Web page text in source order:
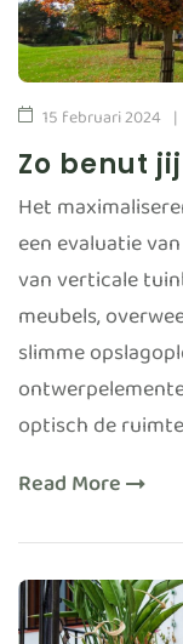
15 februari 2024
Zo benut
Het
een evaluatie
van verticale
meubels,
slimme
optisch de
Read More